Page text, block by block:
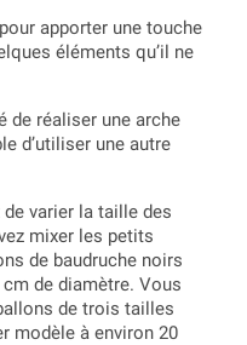
apporter une touche
éléments qu’il ne
de réaliser une arche
d’utiliser une autre
varier la taille des
mixer les petits
de baudruche noirs
de diamètre. Vous
de trois tailles
modèle à environ 20